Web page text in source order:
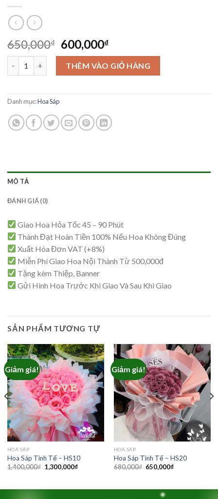
650,000₫ Giá
gốc
là:
650,000₫.
600,000₫Giá
hiện
tại
là:
600,000₫.
Hoa Sáp Tinh Tế – HS58 số lượng
THÊM VÀO GIỎ HÀNG
Danh mục:Hoa Sáp
MÔ TẢ
ĐÁNH GIÁ (0)
Giao Hoa Hỏa Tốc 45 – 90 Phút
Thành Đạt Hoàn Tiền 100% Nếu Hoa Không Đúng
Xuất Hóa Đơn VAT (+8%)
Miễn Phí Giao Hoa Nội Thành Từ 500,000đ
Tặng kèm Thiệp, Banner
Gửi Hình Hoa Trước Khi Giao Và Sau Khi Giao
SẢN PHẨM TƯƠNG TỰ
Giảm giá!
HOA SÁP
Hoa Sáp Tinh Tế – HS10
1,400,000₫ Giá
gốc
1,300,000₫Giá
1,300,000₫.
Giảm giá!
HOA SÁP
Hoa Sáp Tinh Tế – HS20
680,000₫ Giá
650,000₫Giá
650,000₫.